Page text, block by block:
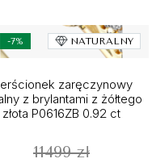
-7% NATURALNY
zaręczynowy
z brylantami z żółtego
złota P0616ZB 0.92 ct
11499 zł